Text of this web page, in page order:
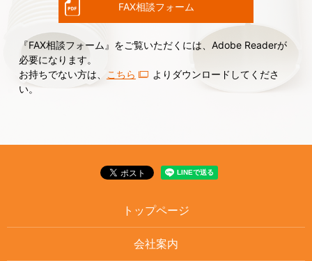
FAX相談フォーム
『FAX相談フォーム』をご覧いただくには、Adobe Readerが
必要になります。
お持ちでない方は、 こちら
よりダウンロードしてくださ
い。
トップページ
会社案内